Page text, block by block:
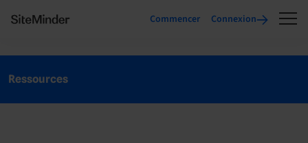
Commencer Connexion
Ressources